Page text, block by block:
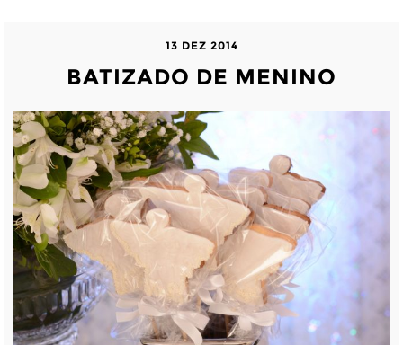
13 DEZ 2014
BATIZADO DE MENINO